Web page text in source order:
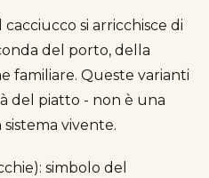
si arricchisce di
del porto, della
familiare. Queste varianti
del piatto - non è una
vivente.
simbolo del